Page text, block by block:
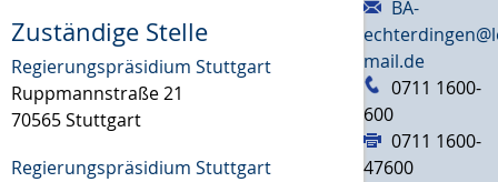
Zuständige Stelle
Regierungspräsidium Stuttgart
Ruppmannstraße 21
70565 Stuttgart
Regierungspräsidium Stuttgart
BA-
mail.de
0711 1600-
600
0711 1600-
47600